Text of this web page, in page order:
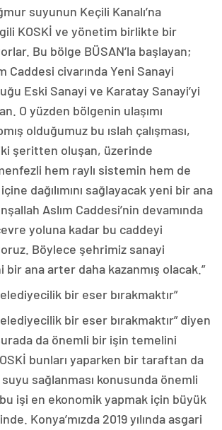
suyunun Keçili Kanalı’na
KOSKİ ve yönetim birlikte bir
Bu bölge BÜSAN’la başlayan;
Caddesi civarında Yeni Sanayi
Eski Sanayi ve Karatay Sanayi’yi
O yüzden bölgenin ulaşımı
olduğumuz bu ıslah çalışması,
şeritten oluşan, üzerinde
hem raylı sistemin hem de
dağılımını sağlayacak yeni bir ana
Aslım Caddesi’nin devamında
yoluna kadar bu caddeyi
Böylece şehrimiz sanayi
ana arter daha kazanmış olacak.”
bir eser bırakmaktır”
bir eser bırakmaktır” diyen
da önemli bir işin temelini
bunları yaparken bir taraftan da
sağlanması konusunda önemli
işi en ekonomik yapmak için büyük
Konya’mızda 2019 yılında asgari